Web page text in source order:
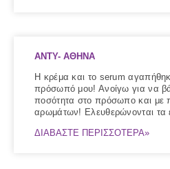
ANTY- ΑΘΗΝΑ
Η κρέμα και το serum
πρόσωπό μου! Ανοίγω για να
ποσότητα στο πρόσωπο και με
αρωμάτων! Ελευθερώνονται τα
ΔΙΑΒΑΣΤΕ ΠΕΡΙΣΣΟΤΕΡΑ»